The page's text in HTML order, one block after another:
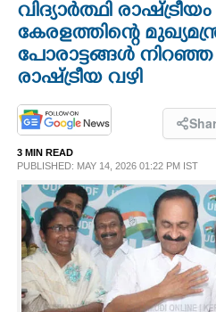
OPINION
LIFESTYLE
SPIRITUAL
INFO+
ART
വിദ്യാർത്ഥി
കേരളത്തിന്റെ
പോരാട്ടങ്ങൾ
രാഷ്ട്രീയ വഴി
3 MIN READ
PUBLISHED: MAY 14, 2026 01:22 PM IST